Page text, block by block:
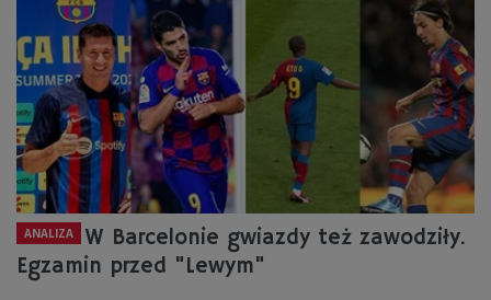
ANALIZA
W Barcelonie gwiazdy też zawodziły.
Egzamin przed "Lewym"